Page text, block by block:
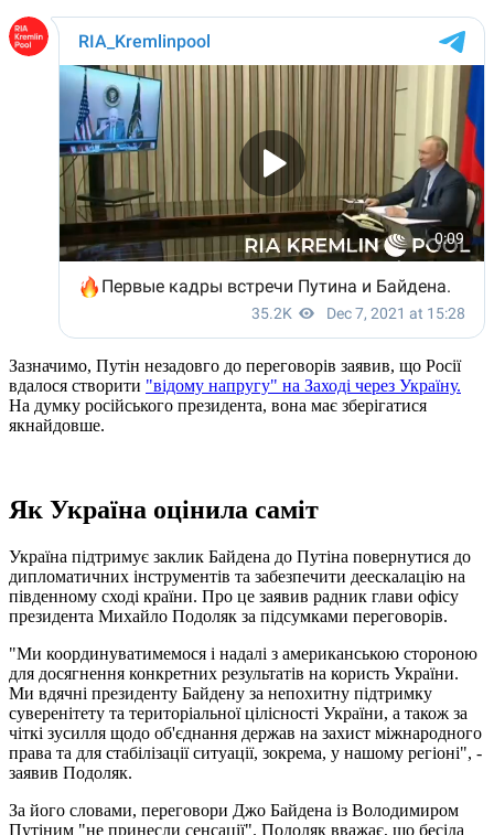
Зазначимо, Путін незадовго до переговорів заявив, що Росії
вдалося створити "відому напругу" на Заході через Україну.
На думку російського президента, вона має зберігатися
якнайдовше.
Як Україна оцінила саміт
Україна підтримує заклик Байдена до Путіна повернутися до
дипломатичних інструментів та забезпечити деескалацію на
південному сході країни. Про це заявив радник глави офісу
президента Михайло Подоляк за підсумками переговорів.
"Ми координуватимемося і надалі з американською стороною
для досягнення конкретних результатів на користь України.
Ми вдячні президенту Байдену за непохитну підтримку
суверенітету та територіальної цілісності України, а також за
чіткі зусилля щодо об'єднання держав на захист міжнародного
права та для стабілізації ситуації, зокрема, у нашому регіоні", -
заявив Подоляк.
За його словами, переговори Джо Байдена із Володимиром
Путіним "не принесли сенсації". Подоляк вважає, що бесіда